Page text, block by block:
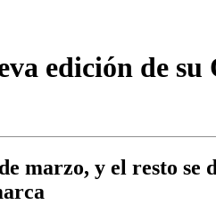
edición de
marzo, y el resto se